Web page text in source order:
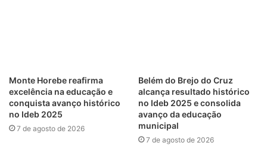
Monte Horebe reafirma
excelência na educação e
conquista avanço histórico
no Ideb 2025
7 de agosto de 2026
Belém do Brejo do Cruz
alcança resultado histórico
no Ideb 2025 e consolida
avanço da educação
municipal
7 de agosto de 2026